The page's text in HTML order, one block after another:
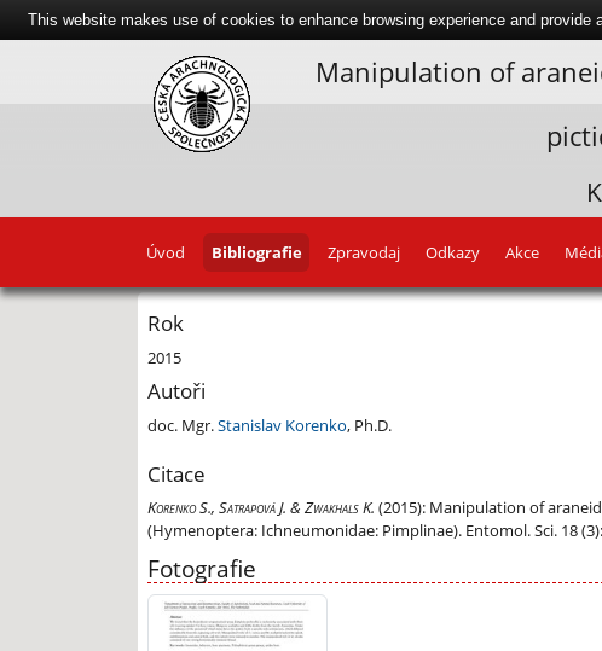
Manipulation of
Úvod Bibliografie Zpravodaj Odkazy Akce
Rok
2015
Autoři
doc. Mgr.Stanislav Korenko, Ph.D.
Citace
Korenko S., Satrapová J. & Zwakhals K. (2015): Manipulation of
(Hymenoptera: Ichneumonidae: Pimplinae). Entomol. Sci. 18
Fotografie
This website makes use of cookies to enhance browsing experience and provide